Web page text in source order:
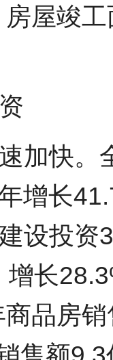
屋竣
加快
增长
设投
长
品房